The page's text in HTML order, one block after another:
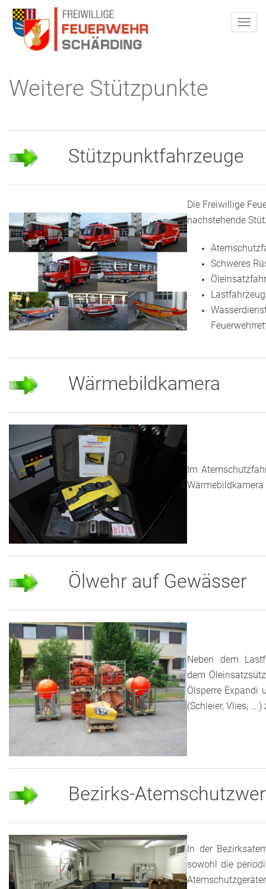
Weitere Stützpunkte
Stützpunktfahrzeuge
Die Freiwillige
nachstehende
Schweres
Wärmebildkamera
Im
Ölwehr auf Gewässer
Neben dem
dem
Ölsperre Expandi
(Schleier, Vlies,
Bezirks-
In der
sowohl die